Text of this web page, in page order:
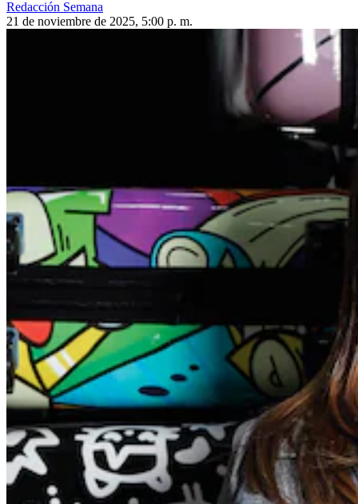
Redacción Semana
21 de noviembre de 2025, 5:00 p. m.